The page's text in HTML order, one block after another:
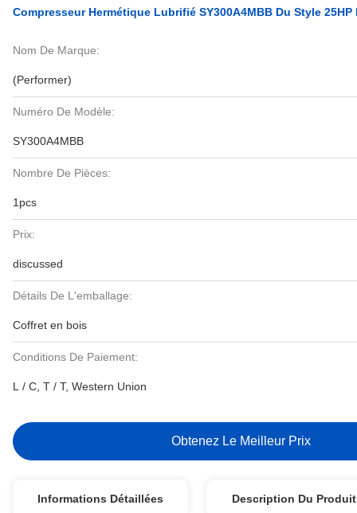
Compresseur Hermétique Lubrifié SY300A4MBB Du Style 25HP
Nom De Marque:
(Performer)
Numéro De Modèle:
SY300A4MBB
Nombre De Pièces:
1pcs
Prix:
discussed
Détails De L'emballage:
Coffret en bois
Conditions De Paiement:
L / C, T / T, Western Union
Obtenez Le Meilleur Prix
Informations Détaillées Description Du Produit